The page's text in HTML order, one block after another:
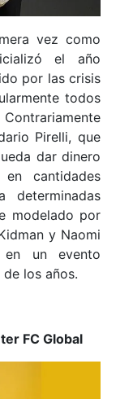
vez como
el año
por las crisis
todos
Pirelli, que
dar dinero
cantidades
determinadas
modelado por
y Naomi
en un evento
los años.
FC Global